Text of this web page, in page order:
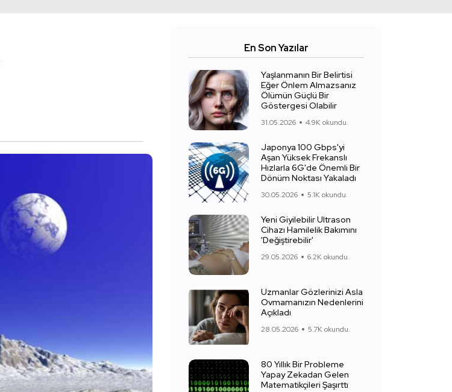
En Son Yazılar
Yaşlanmanın Bir Belirtisi
Eğer Önlem Almazsanız
Ölümün Güçlü Bir
Göstergesi Olabilir
31.05.2026 4.9K okundu.
Japonya 100 Gbps'yi
Aşan Yüksek Frekanslı
Hızlarla 6G'de Önemli Bir
Dönüm Noktası Yakaladı
30.05.2026 5.1K okundu.
Yeni Giyilebilir Ultrason
Cihazı Hamilelik Bakımını
'Değiştirebilir'
29.05.2026 6.2K okundu.
Uzmanlar Gözlerinizi Asla
Ovmamanızın Nedenlerini
Açıkladı
28.05.2026 5.7K okundu.
80 Yıllık Bir Probleme
Yapay Zekadan Gelen
Matematikçileri Şaşırttı